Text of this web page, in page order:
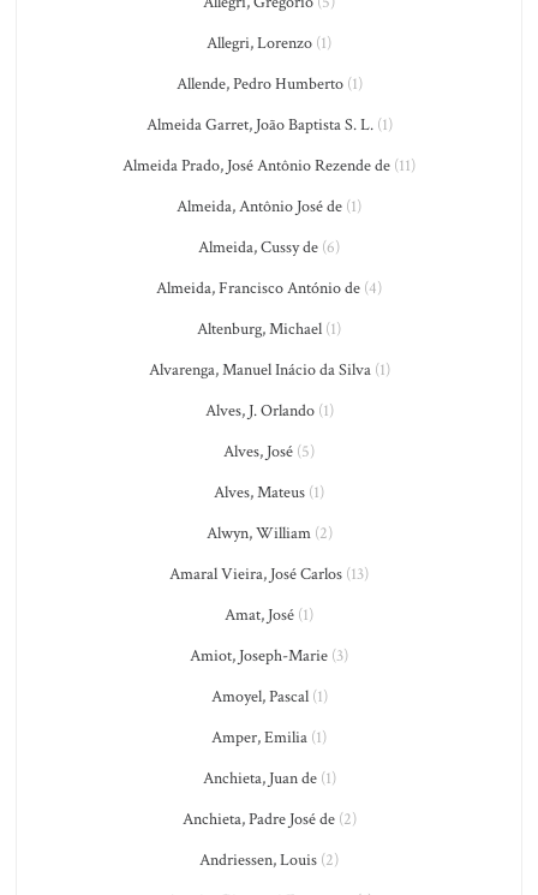
Allegri, Lorenzo (1)
Allende, Pedro Humberto(1)
Almeida Garret, João Baptista S. L.(1)
Almeida Prado, José Antônio Rezende de (11)
Almeida, Antônio José de (1)
Almeida, Cussy de (6)
Almeida, Francisco António de (4)
Altenburg, Michael (1)
Alvarenga, Manuel Inácio da Silva(1)
Alves, J. Orlando(1)
Alves, José (5)
Alves, Mateus (1)
Alwyn, William(2)
Amaral Vieira, José Carlos (13)
Amat, José (1)
Amiot, Joseph-Marie (3)
Amoyel, Pascal(1)
Amper, Emilia (1)
Anchieta, Juan de(1)
Anchieta, Padre José de(2)
Andriessen, Louis (2)